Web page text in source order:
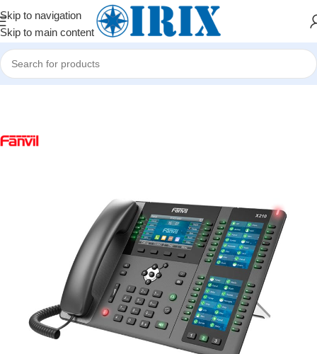
Skip to navigation
Skip to main content
Home/Shop/İP telefoniya və mini ATS avadanlıqları/IP telefonlar